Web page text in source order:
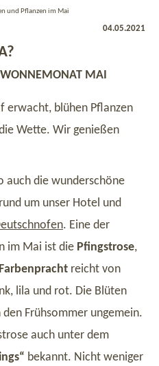
und Pflanzen im Mai
04.05.2021
MAI
erwacht, blühen Pflanzen
Wette. Wir genießen
auch die wunderschöne
rund um unser Hotel und
. Eine der
im Mai ist die Pfingstrose,
Farbenpracht reicht von
lila und rot. Die Blüten
Frühsommer ungemein.
auch unter dem
bekannt. Nicht weniger